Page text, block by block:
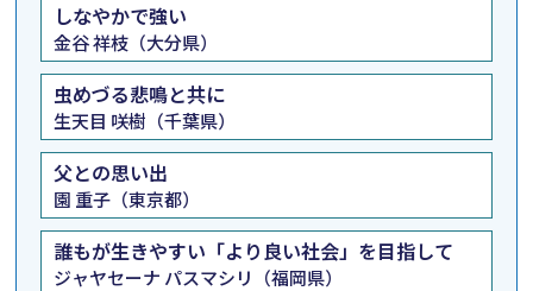
しなやかで強い
金谷 祥枝（大分県）
虫めづる悲鳴と共に
生天目 咲樹（千葉県）
父との思い出
園 重子（東京都）
誰もが生きやすい「より良い社会」を目指して
ジャヤセーナ パスマシリ（福岡県）